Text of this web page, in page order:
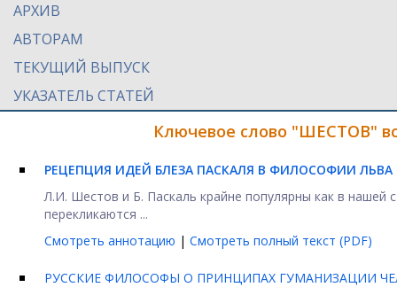
АРХИВ
АВТОРАМ
ТЕКУЩИЙ ВЫПУСК
УКАЗАТЕЛЬ СТАТЕЙ
Ключевое слово "ШЕСТОВ"
РЕЦЕПЦИЯ ИДЕЙ БЛЕЗА ПАСКАЛЯ В ФИЛОСОФИИ
Л.И. Шестов и Б. Паскаль крайне популярны как в нашей
перекликаются ...
Смотреть аннотацию | Смотреть полный текст (PDF)
РУССКИЕ ФИЛОСОФЫ О ПРИНЦИПАХ ГУМАНИЗАЦИИ